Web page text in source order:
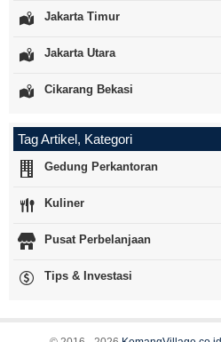
Jakarta Timur
Jakarta Utara
Cikarang Bekasi
Tag Artikel, Kategori
Gedung Perkantoran
Kuliner
Pusat Perbelanjaan
Tips & Investasi